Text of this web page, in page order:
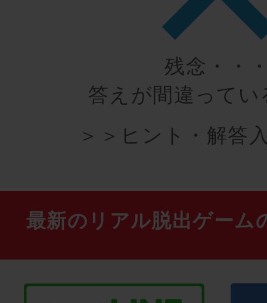
残念・・
答えが間違って
＞＞ヒント・解答
最新のリアル脱出ゲーム